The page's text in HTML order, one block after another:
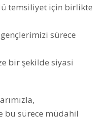
temsiliyet için birlikte
gençlerimizi sürece
bir şekilde siyasi
sürece müdahil